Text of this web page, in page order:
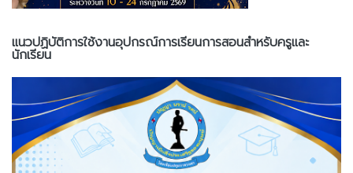
แนวปฏิบัติการใช้งานอุปกรณ์การเรียนการสอนสำหรับครูและ
นักเรียน